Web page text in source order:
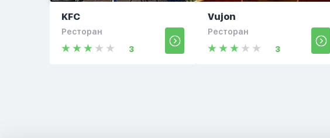
KFC
Ресторан
3
Vujon
Ресторан
3